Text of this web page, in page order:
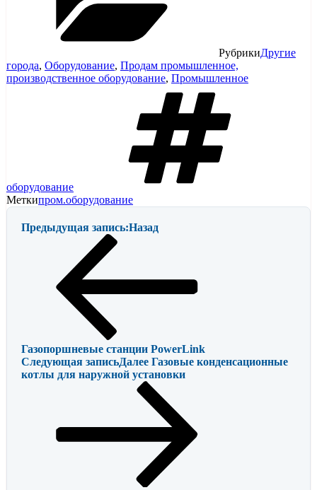
РубрикиДругие
города, Оборудование, Продам промышленное,
производственное оборудование, Промышленное
оборудование
Меткипром.оборудование
Предыдущая запись:Назад
Газопоршневые станции PowerLink
Следующая записьДалее Газовые конденсационные
котлы для наружной установки